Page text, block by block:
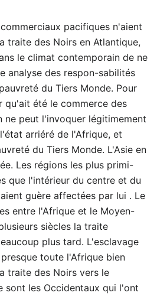
pacifiques n'aient
traite des Noirs en Atlantique,
le climat contemporain de ne
analyse des respon-sabilités
du Tiers Monde. Pour
qu'ait été le commerce des
ne peut l'invoquer légitimement
arriéré de l'Afrique, et
du Tiers Monde. L'Asie en
Les régions les plus primi-
que l'intérieur du centre et du
guère affectées par lui . Le
entre l'Afrique et le Moyen-
siècles la traite
plus tard. L'esclavage
toute l'Afrique bien
traite des Noirs vers le
sont les Occidentaux qui l'ont